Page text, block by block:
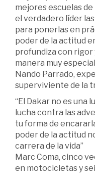
mejores escuelas
el verdadero líder
para ponerlas en
poder de la actitud
profundiza con rigor
manera muy
Nando Parrado,
superviviente de la
“El Dakar no es una
lucha contra las
tu forma de
poder de la actitud
carrera de la vida”
Marc Coma, cinco
en motocicletas y